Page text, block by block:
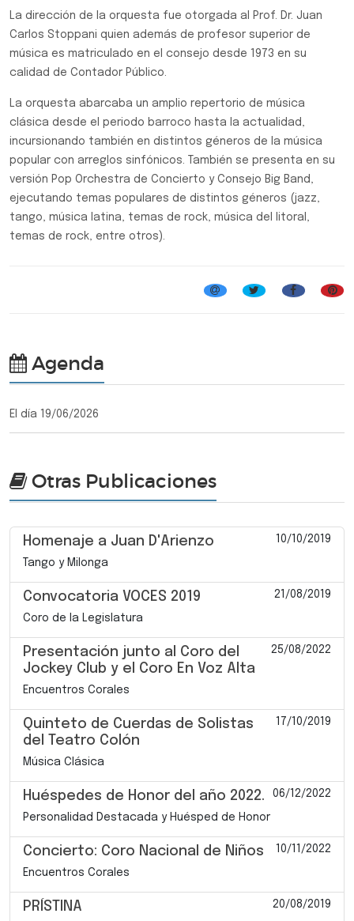
La dirección de la orquesta fue otorgada al Prof. Dr. Juan
Carlos Stoppani quien además de profesor superior de
música es matriculado en el consejo desde 1973 en su
calidad de Contador Público.
La orquesta abarcaba un amplio repertorio de música
clásica desde el periodo barroco hasta la actualidad,
incursionando también en distintos géneros de la música
popular con arreglos sinfónicos. También se presenta en su
versión Pop Orchestra de Concierto y Consejo Big Band,
ejecutando temas populares de distintos géneros (jazz,
tango, música latina, temas de rock, música del litoral,
temas de rock, entre otros).
Agenda
El día 19/06/2026
Otras Publicaciones
Homenaje a Juan D'Arienzo 10/10/2019
Tango y Milonga
Convocatoria VOCES 2019 21/08/2019
Coro de la Legislatura
Presentación junto al Coro del
Jockey Club y el Coro En Voz Alta
25/08/2022
Encuentros Corales
Quinteto de Cuerdas de Solistas
del Teatro Colón
17/10/2019
Música Clásica
Huéspedes de Honor del año 2022. 06/12/2022
Personalidad Destacada y Huésped de Honor
Concierto: Coro Nacional de Niños 10/11/2022
Encuentros Corales
PRÍSTINA 20/08/2019